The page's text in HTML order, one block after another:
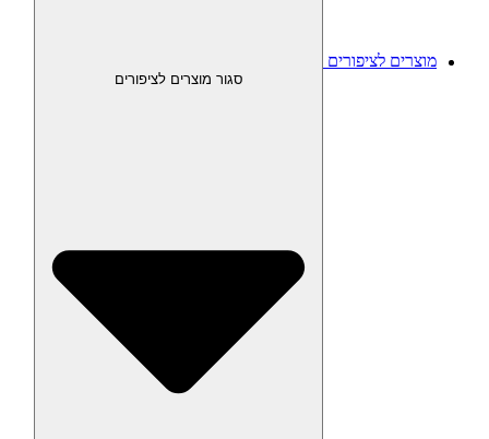
מוצרים לציפורים
סגור מוצרים לציפורים